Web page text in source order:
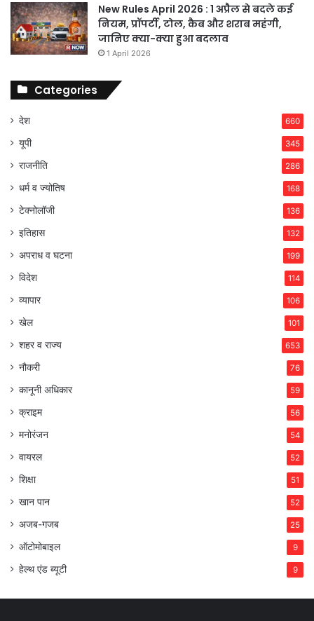
New Rules April 2026 : 1 अप्रैल से बदले कई
नियम, प्रॉपर्टी, टोल, कैब और शराब महंगी,
जानिए क्या-क्या हुआ बदलाव
1 April 2026
Categories
देश 660
यूपी 345
राजनीति 286
धर्म व ज्योतिष 168
टेक्नोलॉजी 136
इतिहास 132
अपराध व घटना 199
विदेश 114
व्यापार 106
खेल 101
शहर व राज्य 653
नौकरी 76
कानूनी अधिकार 59
क्राइम 56
मनोरंजन 54
वायरल 52
शिक्षा 51
खान पान 52
अजब-गजब 25
ऑटोमोबाइल 9
हेल्थ एंड ब्यूटी 9